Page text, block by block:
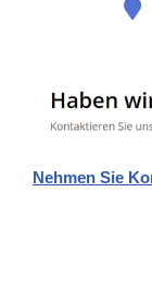
Nehmen Sie